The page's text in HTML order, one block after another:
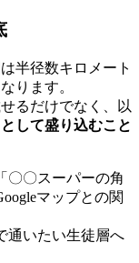
半径数キロメート
ります。
るだけでなく、以
して盛り込むこと
〇〇スーパーの角
マップとの関
通いたい生徒層へ